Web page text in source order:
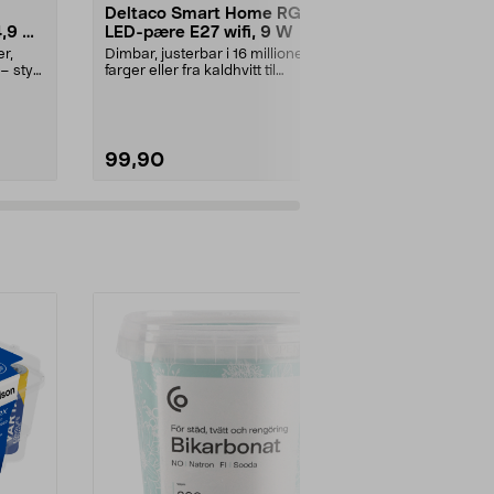
W
styr
Deltaco Smart Home RGB
LED-pære E27 wifi, 9 W
Dimbar, justerbar i 16 millioner
farger eller fra kaldhvitt til
99,90